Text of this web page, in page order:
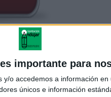
importante para
y/o accedemos a información
únicos e información